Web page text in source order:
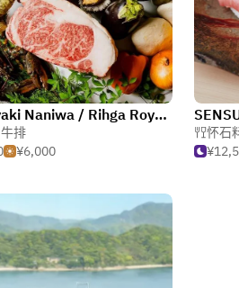
Teppanyaki Naniwa / Rihga Royal Hotel Hiroshima
牛排
¥6,000
怀石